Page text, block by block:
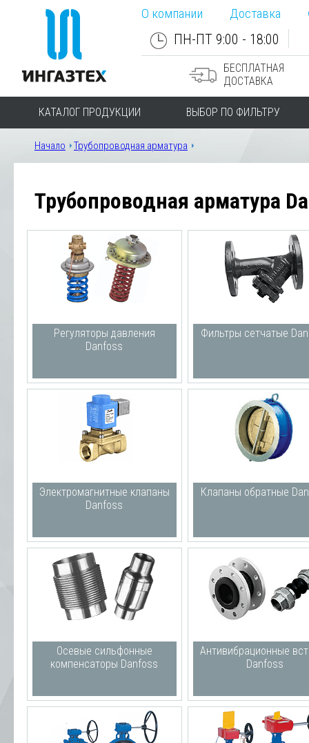
О компании Доставка
ПН-ПТ 9:00 - 18:00
БЕСПЛАТНАЯ
ДОСТАВКА
КАТАЛОГ ПРОДУКЦИИ ВЫБОР ПО ФИЛЬТРУ
Начало Трубопроводная арматура
Трубопроводная арматура
Регуляторы давления
Danfoss
Фильтры сетчатые
Электромагнитные клапаны
Danfoss
Клапаны обратные
Осевые сильфонные
компенсаторы Danfoss
Антивибрационные
Danfoss